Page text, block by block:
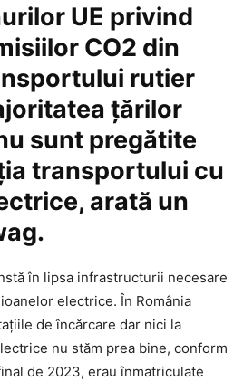
UE privind
CO2 din
rutier
țărilor
sunt pregătite
transportului cu
arată un
în lipsa infrastructurii necesare
electrice. În România
de încărcare dar nici la
nu stăm prea bine, conform
de 2023, erau înmatriculate